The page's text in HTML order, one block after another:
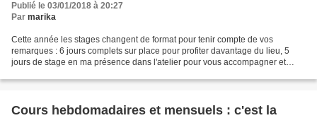
Publié le 03/01/2018 à 20:27
Par marika
Cette année les stages changent de format pour tenir compte de vos
remarques : 6 jours complets sur place pour profiter davantage du lieu, 5
jours de stage en ma présence dans l'atelier pour vous accompagner et
Cours hebdomadaires et mensuels : c'est la